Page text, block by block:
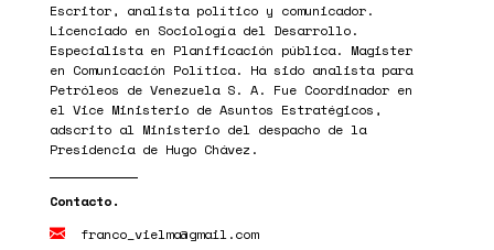
Escritor, analista político y comunicador.
Licenciado en Sociología del Desarrollo.
Especialista en Planificación pública. Magister
en Comunicación Política. Ha sido analista para
Petróleos de Venezuela S. A. Fue Coordinador en
el Vice Ministerio de Asuntos Estratégicos,
adscrito al Ministerio del despacho de la
Presidencia de Hugo Chávez.
franco_vielma@gmail.com